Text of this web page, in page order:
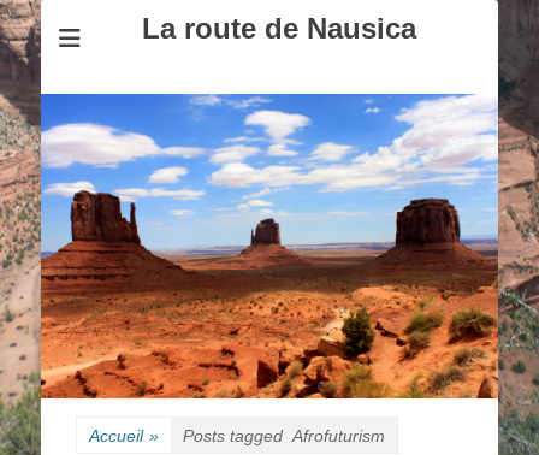
La route de Nausica
Accueil » Posts taggedAfrofuturism